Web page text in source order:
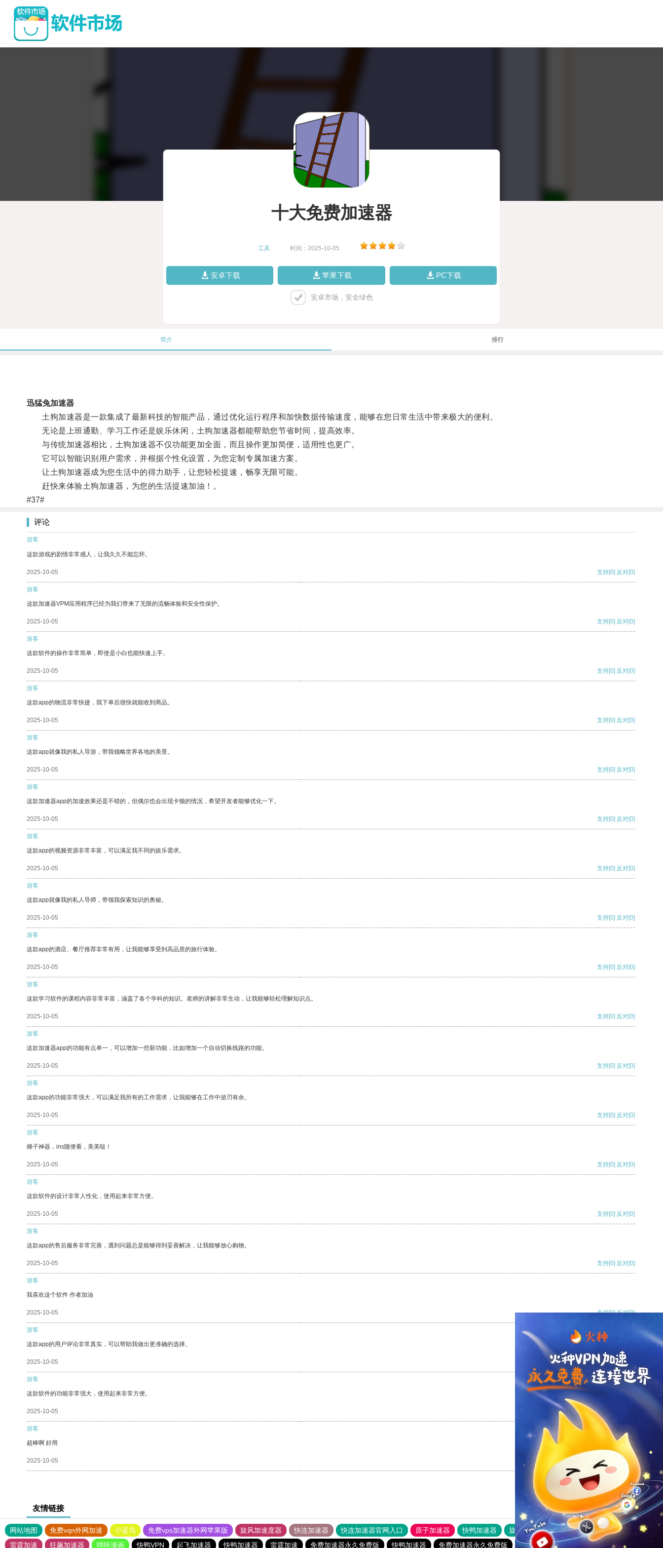
十大免费加速器
工具 时间：2025-10-05
安卓下载 苹果下载 PC下载
安卓市场，安全绿色
简介 排行
迅猛兔加速器
土狗加速器是一款集成了最新科技的智能产品，通过优化运行程序和加快数据传输速度，能够在您日常生活中带来极大的便利。
无论是上班通勤、学习工作还是娱乐休闲，土狗加速器都能帮助您节省时间，提高效率。
与传统加速器相比，土狗加速器不仅功能更加全面，而且操作更加简便，适用性也更广。
它可以智能识别用户需求，并根据个性化设置，为您定制专属加速方案。
让土狗加速器成为您生活中的得力助手，让您轻松提速，畅享无限可能。
赶快来体验土狗加速器，为您的生活提速加油！。
#37#
评论
游客
这款游戏的剧情非常感人，让我久久不能忘怀。
2025-10-05 支持[0] 反对[0]
游客
这款加速器VPM应用程序已经为我们带来了无限的流畅体验和安全性保护。
2025-10-05 支持[0] 反对[0]
游客
这款软件的操作非常简单，即使是小白也能快速上手。
2025-10-05 支持[0] 反对[0]
游客
这款app的物流非常快捷，我下单后很快就能收到商品。
2025-10-05 支持[0] 反对[0]
游客
这款app就像我的私人导游，带我领略世界各地的美景。
2025-10-05 支持[0] 反对[0]
游客
这款加速器app的加速效果还是不错的，但偶尔也会出现卡顿的情况，希望开发者能够优化一下。
2025-10-05 支持[0] 反对[0]
游客
这款app的视频资源非常丰富，可以满足我不同的娱乐需求。
2025-10-05 支持[0] 反对[0]
游客
这款app就像我的私人导师，带领我探索知识的奥秘。
2025-10-05 支持[0] 反对[0]
游客
这款app的酒店、餐厅推荐非常有用，让我能够享受到高品质的旅行体验。
2025-10-05 支持[0] 反对[0]
游客
这款学习软件的课程内容非常丰富，涵盖了各个学科的知识。老师的讲解非常生动，让我能够轻松理解知识点。
2025-10-05 支持[0] 反对[0]
游客
这款加速器app的功能有点单一，可以增加一些新功能，比如增加一个自动切换线路的功能。
2025-10-05 支持[0] 反对[0]
游客
这款app的功能非常强大，可以满足我所有的工作需求，让我能够在工作中游刃有余。
2025-10-05 支持[0] 反对[0]
游客
梯子神器，ins随便看，美美哒！
2025-10-05 支持[0] 反对[0]
游客
这款软件的设计非常人性化，使用起来非常方便。
2025-10-05 支持[0] 反对[0]
游客
这款app的售后服务非常完善，遇到问题总是能够得到妥善解决，让我能够放心购物。
2025-10-05 支持[0] 反对[0]
游客
我喜欢这个软件 作者加油
2025-10-05 支持[0] 反对[0]
游客
这款app的用户评论非常真实，可以帮助我做出更准确的选择。
2025-10-05 支持[0] 反对
游客
这款软件的功能非常强大，使用起来非常方便。
2025-10-05 支持
游客
超棒啊 好用
2025-10-05 支持 反对
友情链接
网站地图 免费vqn外网加速 小蓝鸟 免费vps加速器外网苹果版 旋风加速度器 快连加速器 快连加速器官网入口 原子加速器 快鸭加速器 旋风加速度器 外网网址导航
软件中心
雷霆加速
狂飙加速器 哔咔漫画 快鸭VPN 起飞加速器 快鸭加速器 雷霆加速 免费加速器永久免费版 快鸭加速器 免费加速器永久免费版 毒舌加速器破解版永久免费